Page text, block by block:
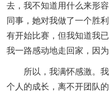
去，我不知道用什么来形
同事，她对我做了一个胜
有开始比赛，但我知道我
我一路感动地走回家，因为
所以，我满怀感激。
个人的成长，离不开团队